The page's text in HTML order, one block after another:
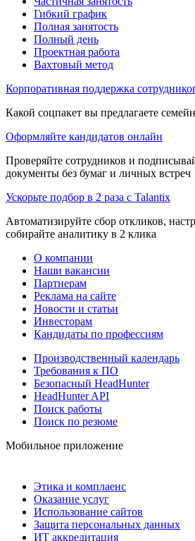
Гибкий график
Полная занятость
Полный день
Проектная работа
Вахтовый метод
Корпоративная поддержка
Какой соцпакет вы предлагаете
Оформляйте кандидатов онлайн
Проверяйте сотрудников и
документы без бумаг и личных встреч
Ускорьте подбор в 2 раза с Talantix
Автоматизируйте сбор откликов,
собирайте аналитику в 2 клика
О компании
Наши вакансии
Партнерам
Реклама на сайте
Новости и статьи
Инвесторам
Кандидаты по профессиям
Производственный календарь
Требования к ПО
Безопасный HeadHunter
HeadHunter API
Поиск работы
Поиск по резюме
Мобильное приложение
Этика и комплаенс
Оказание услуг
Использование сайтов
Защита персональных данных
ИТ аккредитация